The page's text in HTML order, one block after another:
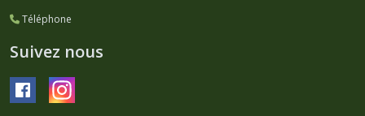
Téléphone
Suivez nous